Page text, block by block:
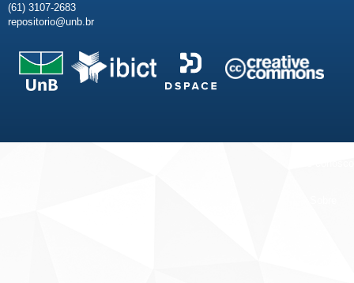
(61) 3107-2683
repositorio@unb.br